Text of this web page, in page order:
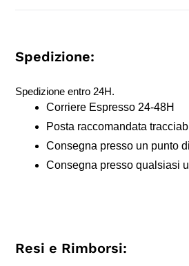
Spedizione:
Spedizione entro 24H.
Corriere Espresso 24-48H
Posta raccomandata
Consegna presso un punto
Consegna presso qualsiasi
Resi e Rimborsi: